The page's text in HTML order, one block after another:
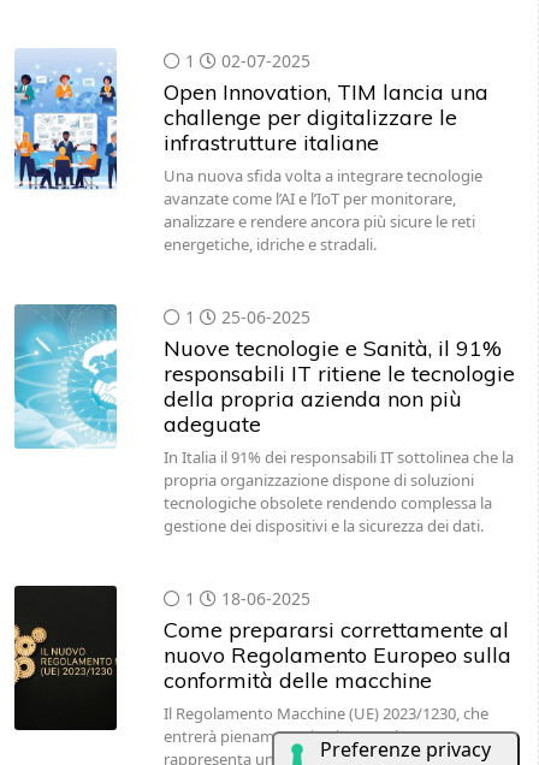
1 02-07-2025
Open Innovation, TIM lancia una
challenge per digitalizzare le
infrastrutture italiane
Una nuova sfida volta a integrare tecnologie
avanzate come l’AI e l’IoT per monitorare,
analizzare e rendere ancora più sicure le reti
energetiche, idriche e stradali.
1 25-06-2025
Nuove tecnologie e Sanità, il 91%
responsabili IT ritiene le tecnologie
della propria azienda non più
adeguate
In Italia il 91% dei responsabili IT sottolinea che la
propria organizzazione dispone di soluzioni
tecnologiche obsolete rendendo complessa la
gestione dei dispositivi e la sicurezza dei dati.
1 18-06-2025
Come prepararsi correttamente al
nuovo Regolamento Europeo sulla
conformità delle macchine
Il Regolamento Macchine (UE) 2023/1230, che
entrerà pienamente in vigore nel 2027,
rappresenta un cambio di paradigma per